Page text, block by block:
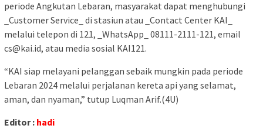
periode Angkutan Lebaran, masyarakat dapat menghubungi
_Customer Service_ di stasiun atau _Contact Center KAI_
melalui telepon di 121, _WhatsApp_ 08111-2111-121, email
cs@kai.id, atau media sosial KAI121.
“KAI siap melayani pelanggan sebaik mungkin pada periode
Lebaran 2024 melalui perjalanan kereta api yang selamat,
aman, dan nyaman,” tutup Luqman Arif.(4U)
Editor : hadi